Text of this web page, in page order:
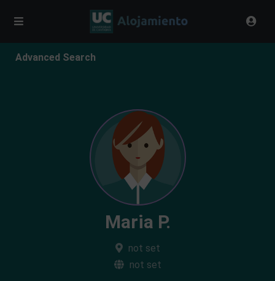
Advanced Search
Maria P.
not set
not set